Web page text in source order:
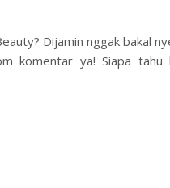
Dijamin nggak bakal
komentar ya! Siapa tahu